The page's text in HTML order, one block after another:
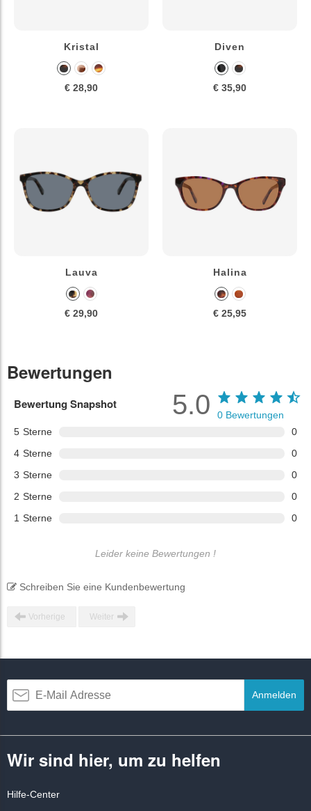
Kristal
€ 28,90
Diven
€ 35,90
Lauva
€ 29,90
Halina
€ 25,95
Bewertungen
Bewertung Snapshot
5 Sterne
0
4 Sterne
0
3 Sterne
0
2 Sterne
0
1 Sterne 0
5.0 0 Bewertungen
Leider keine Bewertungen !
Schreiben Sie eine Kundenbewertung
Vorherige Weiter
Anmelden
Wir sind hier, um zu helfen
Hilfe-Center